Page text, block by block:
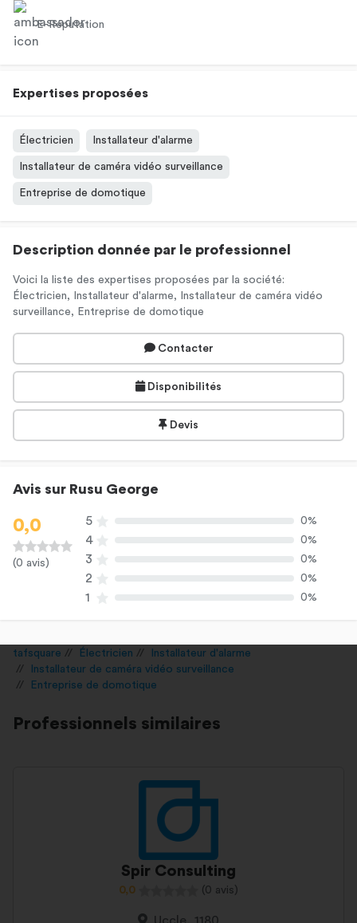
E-Réputation
Expertises proposées
Électricien Installateur d'alarme
Installateur de caméra vidéo surveillance
Entreprise de domotique
Description donnée par le professionnel
Voici la liste des expertises proposées par la société:
Électricien, Installateur d'alarme, Installateur de caméra vidéo
surveillance, Entreprise de domotique
Contacter
Disponibilités
Devis
Avis sur Rusu George
0,0
(0 avis)
5 0%
4 0%
3 0%
2 0%
1 0%
tafsquare Électricien
Installateur d'alarme
Installateur de caméra vidéo surveillance
Entreprise de domotique
Professionnels similaires
Spir Consulting
0,0 (0 avis)